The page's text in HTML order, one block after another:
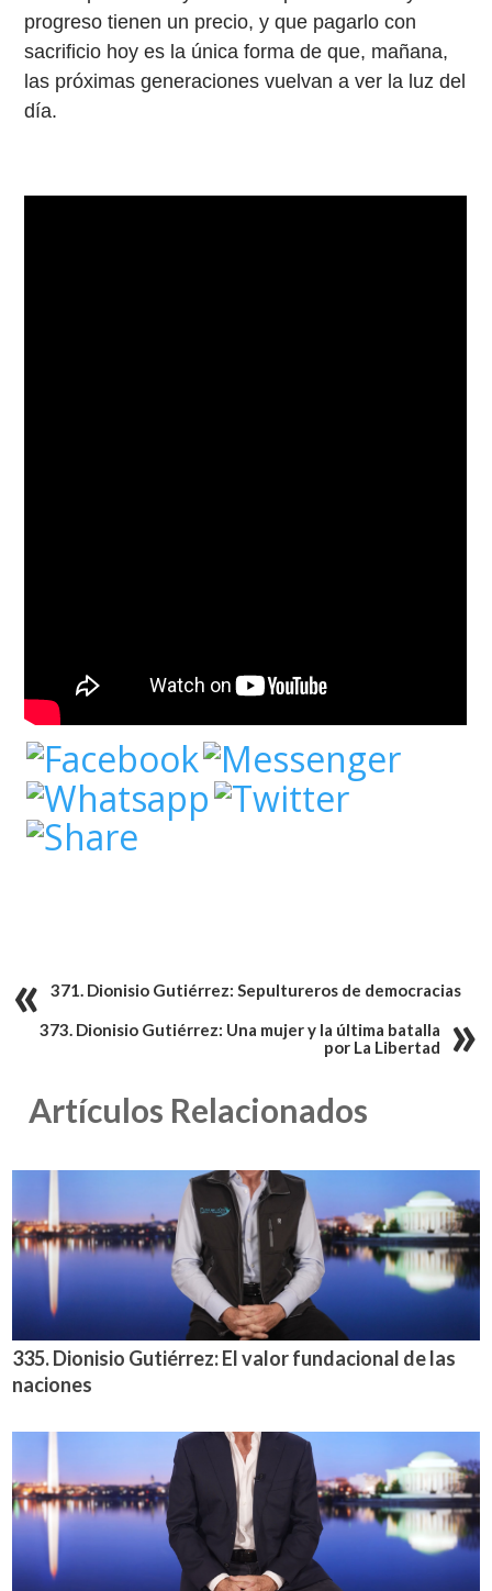
progreso tienen un precio, y que pagarlo con
sacrificio hoy es la única forma de que, mañana,
las próximas generaciones vuelvan a ver la luz del
día.
371. Dionisio Gutiérrez: Sepultureros de democracias
373. Dionisio Gutiérrez: Una mujer y la última batalla
por La Libertad
Artículos Relacionados
335. Dionisio Gutiérrez: El valor fundacional de las
naciones